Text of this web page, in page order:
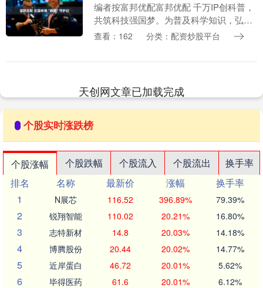
编者按富邦优配富邦优配 千万IP创科普，
共筑科技强国梦。为普及科学知识，弘扬
科学精神，提高全民科学文化素质，助力
查看：162 分类：配资炒股平台
天创网文章已加载完成
个股实时涨跌榜
个股涨幅 个股跌幅 个股流入 个股流出
换手率
排名
名称 最新价 涨幅
换手率
1
N展芯 116.52 396.89% 79.39%
2 锐翔智能 110.02 20.21% 16.80%
3 志特新材 14.8 20.03% 14.18%
4 博腾股份 20.44 20.02% 14.77%
5 近岸蛋白 46.72 20.01% 5.62%
6 毕得医药 61.6 20.01% 6.12%